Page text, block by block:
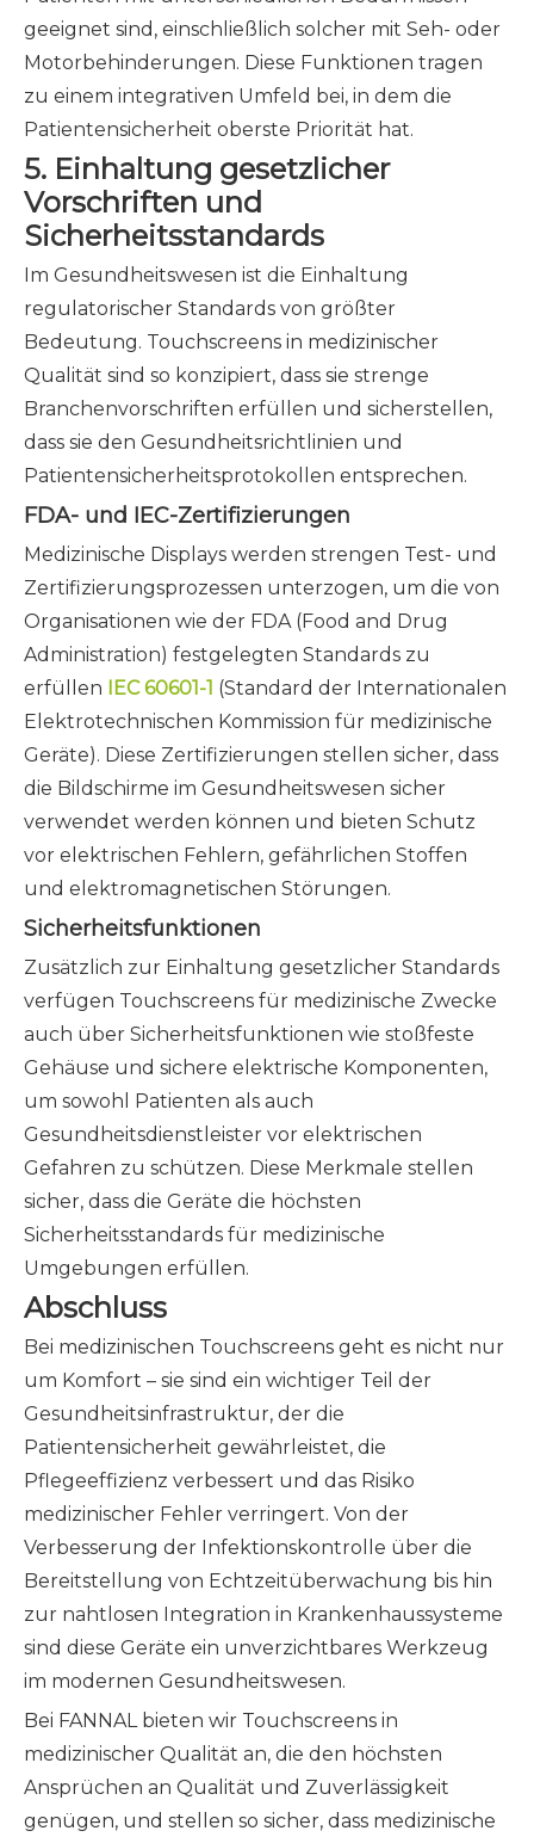
geeignet sind, einschließlich solcher mit Seh- oder
Motorbehinderungen. Diese Funktionen tragen
zu einem integrativen Umfeld bei, in dem die
Patientensicherheit oberste Priorität hat.
5. Einhaltung gesetzlicher
Vorschriften und
Sicherheitsstandards
Im Gesundheitswesen ist die Einhaltung
regulatorischer Standards von größter
Bedeutung. Touchscreens in medizinischer
Qualität sind so konzipiert, dass sie strenge
Branchenvorschriften erfüllen und sicherstellen,
dass sie den Gesundheitsrichtlinien und
Patientensicherheitsprotokollen entsprechen.
FDA- und IEC-Zertifizierungen
Medizinische Displays werden strengen Test- und
Zertifizierungsprozessen unterzogen, um die von
Organisationen wie der FDA (Food and Drug
Administration) festgelegten Standards zu
erfüllen IEC 60601-1 (Standard der Internationalen
Elektrotechnischen Kommission für medizinische
Geräte). Diese Zertifizierungen stellen sicher, dass
die Bildschirme im Gesundheitswesen sicher
verwendet werden können und bieten Schutz
vor elektrischen Fehlern, gefährlichen Stoffen
und elektromagnetischen Störungen.
Sicherheitsfunktionen
Zusätzlich zur Einhaltung gesetzlicher Standards
verfügen Touchscreens für medizinische Zwecke
auch über Sicherheitsfunktionen wie stoßfeste
Gehäuse und sichere elektrische Komponenten,
um sowohl Patienten als auch
Gesundheitsdienstleister vor elektrischen
Gefahren zu schützen. Diese Merkmale stellen
sicher, dass die Geräte die höchsten
Sicherheitsstandards für medizinische
Umgebungen erfüllen.
Abschluss
Bei medizinischen Touchscreens geht es nicht nur
um Komfort – sie sind ein wichtiger Teil der
Gesundheitsinfrastruktur, der die
Patientensicherheit gewährleistet, die
Pflegeeffizienz verbessert und das Risiko
medizinischer Fehler verringert. Von der
Verbesserung der Infektionskontrolle über die
Bereitstellung von Echtzeitüberwachung bis hin
zur nahtlosen Integration in Krankenhaussysteme
sind diese Geräte ein unverzichtbares Werkzeug
im modernen Gesundheitswesen.
Bei FANNAL bieten wir Touchscreens in
medizinischer Qualität an, die den höchsten
Ansprüchen an Qualität und Zuverlässigkeit
genügen, und stellen so sicher, dass medizinische